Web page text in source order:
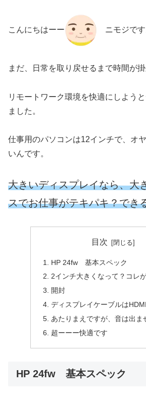
こんにちはーー ニモジです
まだ、日常を取り戻せるまで時間が掛
リモートワーク環境を快適にしよう
ました。
仕事用のパソコンは12インチで、オ
いんです。
大きいディスプレイなら、大
スでお仕事がテキパキ？でき
目次
HP 24fw 基本スペック
2インチ大きくなって？コレ
開封
ディスプレイケーブルは
あたりまえですが、音は出ま
超ーーー快適です
HP 24fw 基本スペック